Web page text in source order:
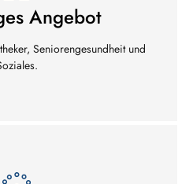
Angebot
Seniorengesundheit und